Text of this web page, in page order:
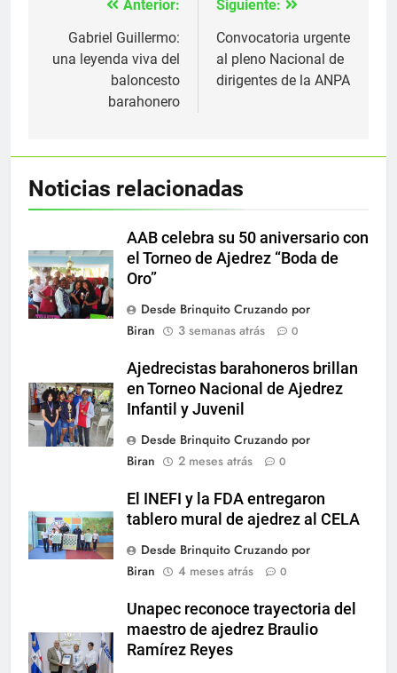
Navegación
entradas
Anterior:
Gabriel Guillermo:
una leyenda viva del
baloncesto
barahonero
Siguiente:
Convocatoria urgente
al pleno Nacional de
dirigentes de la ANPA
Noticias relacionadas
AAB celebra su 50 aniversario con
el Torneo de Ajedrez “Boda de
Oro”
Desde Brinquito Cruzando por
Biran
3 semanas atrás 0
Ajedrecistas barahoneros brillan
en Torneo Nacional de Ajedrez
Infantil y Juvenil
Desde Brinquito Cruzando por
Biran
2 meses atrás 0
El INEFI y la FDA entregaron
tablero mural de ajedrez al CELA
Desde Brinquito Cruzando por
Biran
4 meses atrás 0
Unapec reconoce trayectoria del
maestro de ajedrez Braulio
Ramírez Reyes